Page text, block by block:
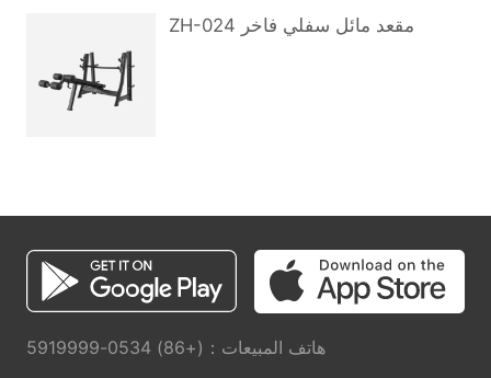
ZH-024 مقعد مائل سفلي فاخر
هاتف المبيعات：(+86) 0534-5919999